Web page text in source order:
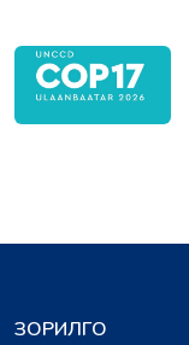
ЗОРИЛГО